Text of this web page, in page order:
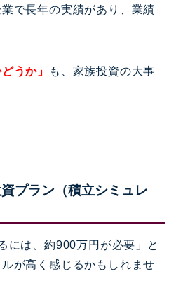
で長年の実績があり、業績
うか」
も、家族投資の大事
プラン（積立シミュレ
には、約900万円が必要」と
が高く感じるかもしれませ